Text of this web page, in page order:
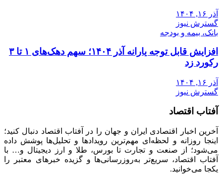
آذر ۱۶, ۱۴۰۴
گسترش نیوز
بانک، بیمه و بودجه
افزایش قابل توجه یارانه آذر ۱۴۰۴؛ سهم دهک‌های ۱ تا ۳
رکورد زد
آذر ۱۶, ۱۴۰۴
گسترش نیوز
آفتاب اقتصاد
آخرین اخبار اقتصادی ایران و جهان را در آفتاب اقتصاد دنبال کنید؛
اینجا روزانه و لحظه‌ای مهم‌ترین رویدادها و تحلیل‌ها پوشش داده
می‌شود؛ از صنعت و تجارت تا بورس، طلا و ارز دیجیتال و… با
آفتاب اقتصاد، سریع‌تر به‌روزرسانی‌ها و گزیده خبرهای معتبر را
یکجا می‌خوانید.